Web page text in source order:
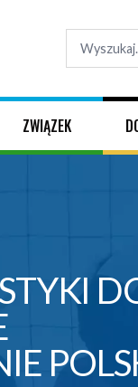
ZWIĄZEK